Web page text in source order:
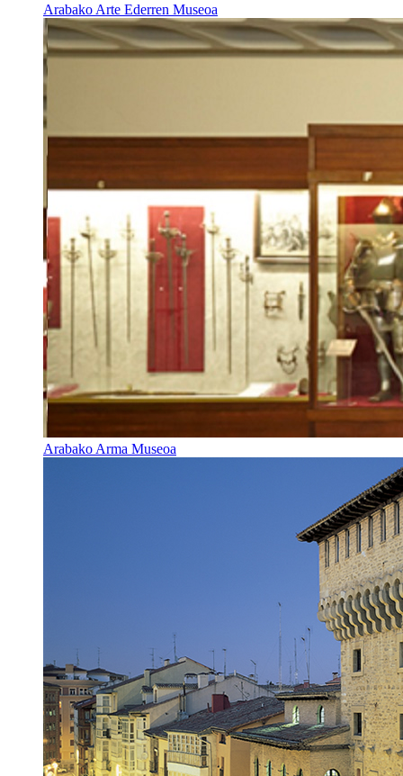
Arabako Arte Ederren Museoa
Arabako Arma Museoa